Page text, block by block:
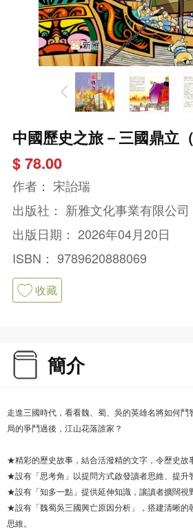
中國歷史之旅－三國鼎立（
$ 78.00
作者： 宋詒瑞
出版社： 新雅文化事業有限公司
出版日期： 2026年04月20日
ISBN： 9789620888069
收藏
簡介
走進三國時代，看看魏、蜀、吳的英雄名將如何
局的爭鬥過後，江山花落誰家？
★精彩的歷史故事，結合活潑精的文字，令歷史故
★設有「思考角」以提問方式啟發讀者思維、提升
★設有「知多一點」提供延伸知識，讓讀者擴闊視
★設有「魏蜀吳三國興亡原因分析」，搭建清晰的
思維。